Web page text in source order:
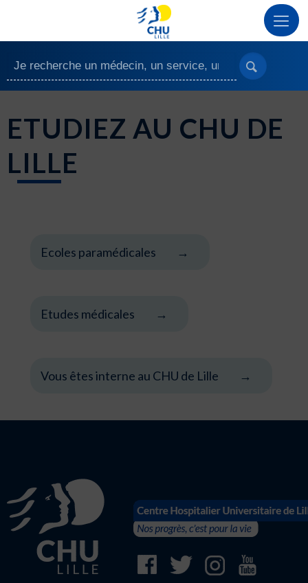
ETUDIEZ AU CHU DE
LILLE
Ecoles paramédicales
Etudes médicales
Vous êtes interne au CHU de Lille